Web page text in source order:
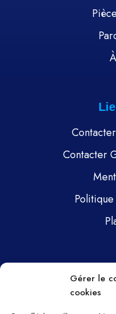
Gérer le
cookies
Contacter
Gsti